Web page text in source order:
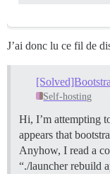
J’ai donc lu ce fil de
Self-hosting
Hi, I’m attempting
appears that
Anyhow, I read a
“./launcher rebuild